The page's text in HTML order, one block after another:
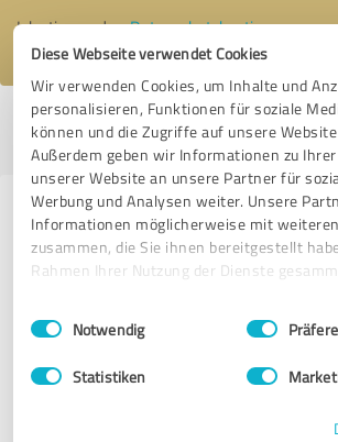
Diese Webseite verwendet Cookies
Wir verwenden Cookies, um Inhalte und
personalisieren, Funktionen für soziale
können und die Zugriffe auf unsere
Außerdem geben wir Informationen zu
unserer Website an unsere Partner für
Werbung und Analysen weiter. Unsere
Informationen möglicherweise mit
zusammen, die Sie ihnen bereitgestellt
Rahmen Ihrer Nutzung der Dienste
Impressum Datenschutzbestimmungen
Einwilligungsauswahl
Notwendig
Statistiken
Ich stimme denDatenschutzbestimmungen
Profil aktiv seit 21.03.2020 | Letzte
melden
Erfahrungen zu
Anbietern aus dem
Fotografie
Andreas Bender Photographie